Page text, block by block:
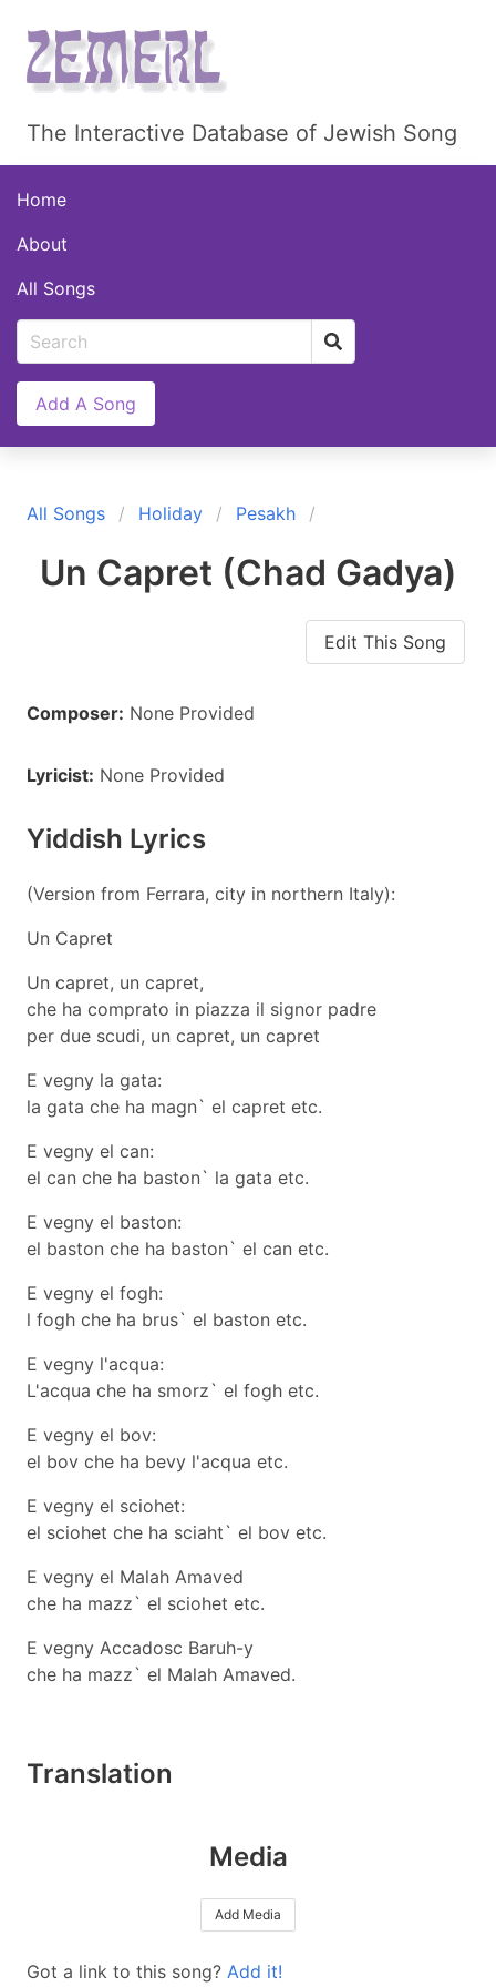
The Interactive Database of Jewish Song
Home
About
All Songs
Add A Song
All Songs Holiday Pesakh
Un Capret (Chad Gadya)
Edit This Song
Composer: None Provided
Lyricist: None Provided
Yiddish Lyrics
(Version from Ferrara, city in northern Italy):
Un Capret
Un capret, un capret,
che ha comprato in piazza il signor padre
per due scudi, un capret, un capret
E vegny la gata:
la gata che ha magn` el capret etc.
E vegny el can:
el can che ha baston` la gata etc.
E vegny el baston:
el baston che ha baston` el can etc.
E vegny el fogh:
l fogh che ha brus` el baston etc.
E vegny l'acqua:
L'acqua che ha smorz` el fogh etc.
E vegny el bov:
el bov che ha bevy l'acqua etc.
E vegny el sciohet:
el sciohet che ha sciaht` el bov etc.
E vegny el Malah Amaved
che ha mazz` el sciohet etc.
E vegny Accadosc Baruh-y
che ha mazz` el Malah Amaved.
Translation
Media
Add Media
Got a link to this song? Add it!